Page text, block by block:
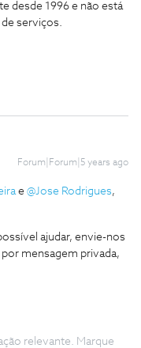
desde 1996 e não está
serviços.
Forum|Forum|5 years ago
e @Jose Rodrigues,
ajudar, envie-nos
por mensagem privada,
relevante. Marque